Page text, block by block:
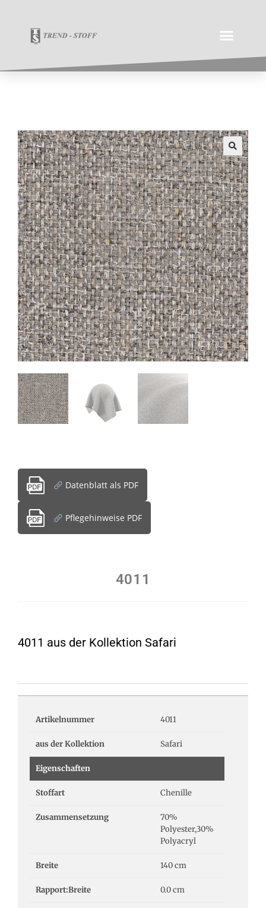
Datenblatt als PDF
Pflegehinweise PDF
4011
4011 aus der Kollektion Safari
Artikelnummer 4011
aus der Kollektion Safari
Eigenschaften
Stoffart Chenille
Zusammensetzung
70%
Polyester,30%
Polyacryl
Breite 140 cm
Rapport:Breite 0.0 cm